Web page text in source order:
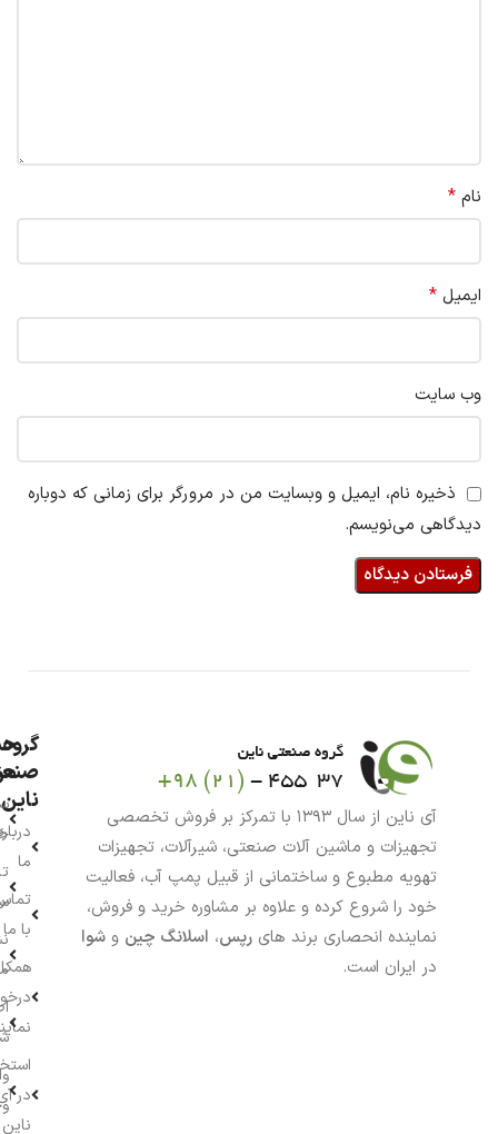
نام *
ایمیل *
وب‌ سایت
ذخیره نام، ایمیل و وبسایت من در مرورگر برای زمانی که دوباره
دیدگاهی می‌نویسم.
آی ناین از سال ۱۳۹۳ با تمرکز بر فروش تخصصی
تجهیزات و ماشین آلات صنعتی، شیرآلات، تجهیزات
تهویه مطبوع و ساختمانی از قبیل پمپ آب، فعالیت
خود را شروع کرده و علاوه بر مشاوره خرید و فروش،
نماینده انحصاری برند های رپس، اسلانگ چین و شوا
در ایران است.
گروه
ناین
ما
با ما
در
ناین